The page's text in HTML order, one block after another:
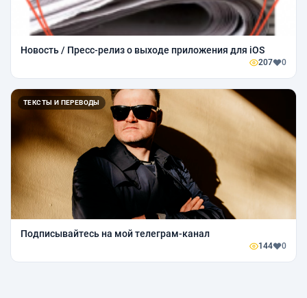
Новость / Пресс-релиз о выходе приложения для iOS
207 0
ТЕКСТЫ И ПЕРЕВОДЫ
Подписывайтесь на мой телеграм-канал
144 0